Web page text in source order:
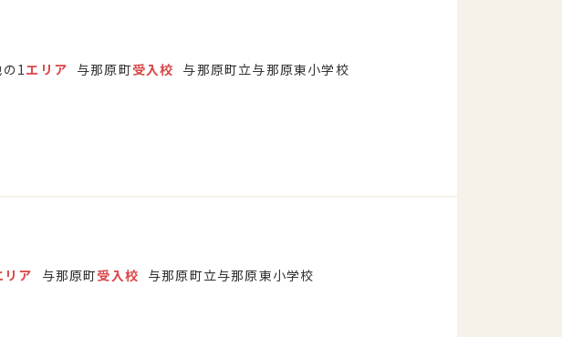
1 エリア 与那原町受入校 与那原町立与那原東小学校
リア 与那原町受入校 与那原町立与那原東小学校